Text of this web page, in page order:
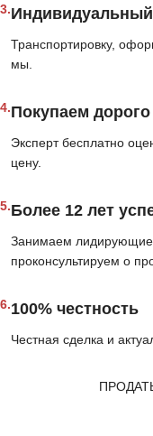
3.
Транспортировку,
мы.
4.Покупаем дорого
Эксперт бесплатно
цену.
5.Более 12 лет
Занимаем лидирующие
проконсультируем о
6.100% честность
Честная сделка и